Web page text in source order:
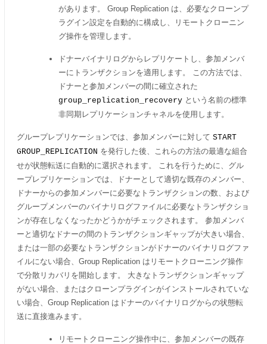
があります。 Group Replication は、必要なクローンプ
ラグイン設定を自動的に構成し、リモートクローニン
グ操作を管理します。
ドナーバイナリログからレプリケートし、参加メンバ
ーにトランザクションを適用します。 この方法では、
ドナーと参加メンバーの間に確立された
group_replication_recovery という名前の標準
非同期レプリケーションチャネルを使用します。
グループレプリケーションでは、参加メンバーに対して START
GROUP_REPLICATION を発行した後、これらの方法の最適な組合
せが状態転送に自動的に選択されます。 これを行うために、グル
ープレプリケーションでは、ドナーとして適切な既存のメンバー、
ドナーからの参加メンバーに必要なトランザクションの数、および
グループメンバーのバイナリログファイルに必要なトランザクショ
ンが存在しなくなったかどうかがチェックされます。 参加メンバ
ーと適切なドナーの間のトランザクションギャップが大きい場合、
または一部の必要なトランザクションがドナーのバイナリログファ
イルにない場合、Group Replication はリモートクローニング操作
で分散リカバリを開始します。 大きなトランザクションギャップ
がない場合、またはクローンプラグインがインストールされていな
い場合、Group Replication はドナーのバイナリログからの状態転
送に直接進みます。
リモートクローニング操作中に、参加メンバーの既存